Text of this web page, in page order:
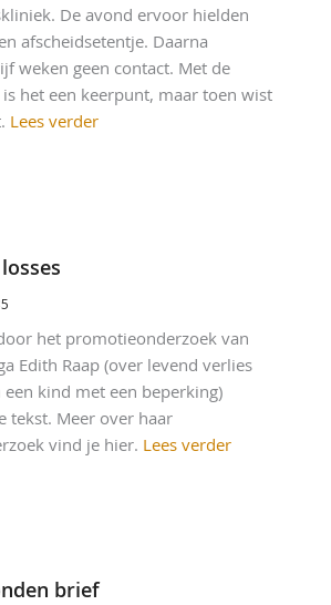
De avond ervoor hielden
afscheidsetentje. Daarna
weken geen contact. Met de
het een keerpunt, maar toen wist
Lees verder
het promotieonderzoek van
Edith Raap (over levend verlies
kind met een beperking)
tekst. Meer over haar
vind je hier. Lees verder
brief